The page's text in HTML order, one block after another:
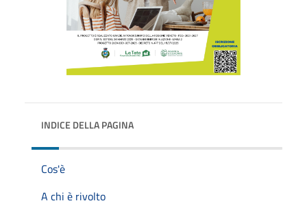
INDICE DELLA PAGINA
Cos'è
A chi è rivolto